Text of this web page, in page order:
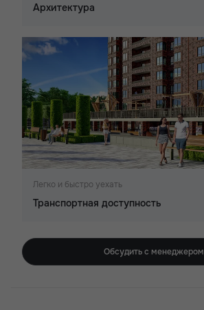
Архитектура
Легко и быстро уехать
Транспортная доступность
Обсудить с менеджером